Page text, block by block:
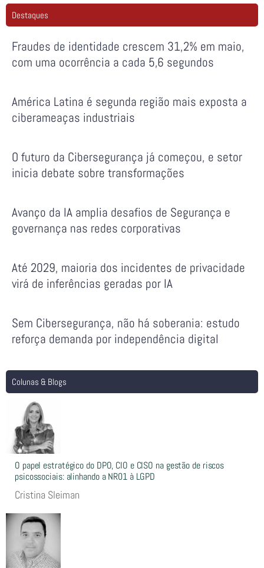
Destaques
Fraudes de identidade crescem 31,2% em maio,
com uma ocorrência a cada 5,6 segundos
América Latina é segunda região mais exposta a
ciberameaças industriais
O futuro da Cibersegurança já começou, e setor
inicia debate sobre transformações
Avanço da IA amplia desafios de Segurança e
governança nas redes corporativas
Até 2029, maioria dos incidentes de privacidade
virá de inferências geradas por IA
Sem Cibersegurança, não há soberania: estudo
reforça demanda por independência digital
Colunas & Blogs
O papel estratégico do DPO, CIO e CISO na gestão de riscos
psicossociais: alinhando a NR01 à LGPD
Cristina Sleiman